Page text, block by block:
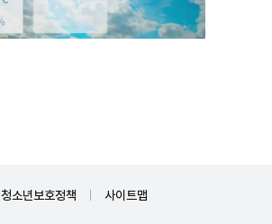
청소년보호정책 사이트맵